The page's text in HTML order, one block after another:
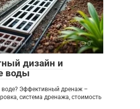
дизайн 0
дизайн и
воды
воде? Эффективный дренаж –
система дренажа, стоимость